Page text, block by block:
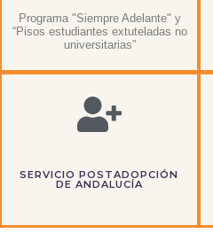
Programa "Siempre Adelante" y
“Pisos estudiantes extuteladas no
universitarias”
SERVICIO POSTADOPCIÓN
DE ANDALUCÍA